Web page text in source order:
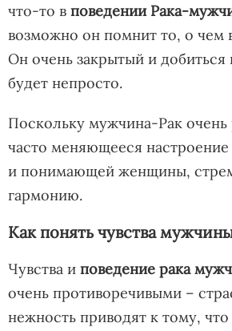
что-то в поведении Рака-
возможно он помнит то, о чем
Он очень закрытый и добиться
будет непросто.
Поскольку мужчина-Рак
часто меняющееся настроение
и понимающей женщины,
гармонию.
Как понять чувства
Чувства и поведение рака
очень противоречивыми –
нежность приводят к тому, что